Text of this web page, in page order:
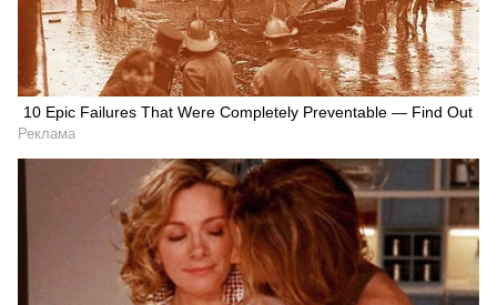
10 Epic Failures That Were Completely Preventable — Find Out
Реклама